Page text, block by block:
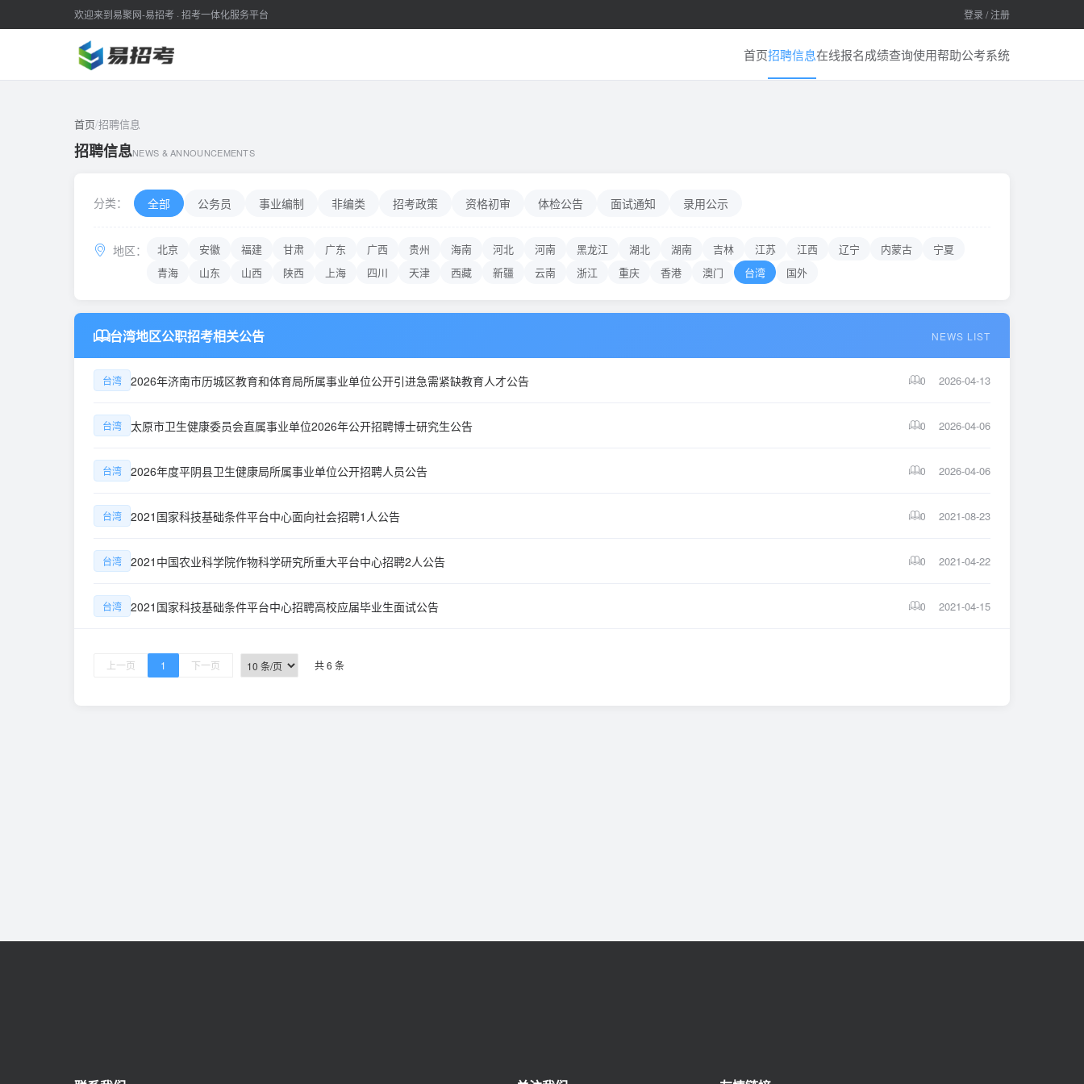
欢迎来到易聚网-易招考 · 招考一体化服务平台 登录 / 注册
首页招聘信息在线报名成绩查询使用帮助公考系统
首页/招聘信息
招聘信息NEWS & ANNOUNCEMENTS
分类： 全部 公务员 事业编制 非编类 招考政策 资格初审 体检公告 面试通知 录用公示
地区： 北京 安徽 福建 甘肃 广东 广西 贵州 海南 河北 河南 黑龙江 湖北 湖南 吉林 江苏 江西 辽宁 内蒙古
宁夏
青海
山东 山西 陕西 上海 四川 天津 西藏 新疆 云南 浙江 重庆 香港 澳门 台湾 国外
台湾地区公职招考相关公告 NEWS LIST
台湾 2026年济南市历城区教育和体育局所属事业单位公开引进急需紧缺教育人才公告 0 2026-04-13
台湾 太原市卫生健康委员会直属事业单位2026年公开招聘博士研究生公告 0 2026-04-06
台湾 2026年度平阴县卫生健康局所属事业单位公开招聘人员公告 0 2026-04-06
台湾 2021国家科技基础条件平台中心面向社会招聘1人公告 0 2021-08-23
台湾 2021中国农业科学院作物科学研究所重大平台中心招聘2人公告 0 2021-04-22
台湾 2021国家科技基础条件平台中心招聘高校应届毕业生面试公告 0 2021-04-15
上一页 1 下一页 共 6 条